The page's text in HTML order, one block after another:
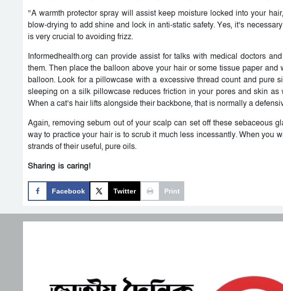
“A warmth protector spray will assist keep moisture locked into your
blow-drying to add shine and lock in anti-static safety. Yes, it’s
is very crucial to avoiding frizz.
Informedhealth.org can provide assist for talks with medical doctors
them. Then place the balloon above your hair or some tissue paper
balloon. Look for a pillowcase with a excessive thread count and pure
sleeping on a silk pillowcase reduces friction in your pores and skin
When a cat’s hair lifts alongside their backbone, that is normally a
Again, removing sebum out of your scalp can set off these sebaceous
way to practice your hair is to scrub it much less incessantly. When you
strands of their useful, pure oils.
Sharing is caring!
Facebook Twitter Print